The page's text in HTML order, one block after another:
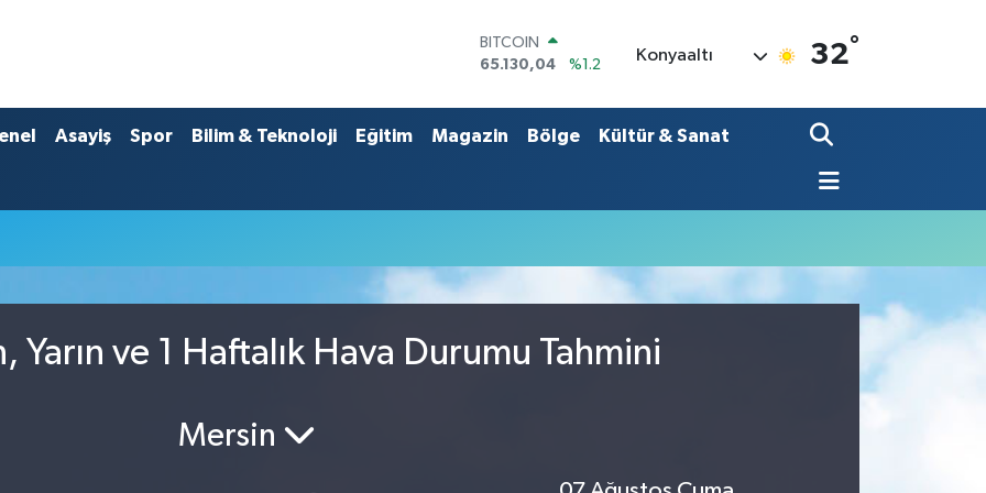
BITCOIN
65.130,04
%1.2
47,7106
%0.17
EURO
BİST100
Konyaaltı 32°
Asayiş Spor Bilim & Teknoloji Eğitim Magazin Bölge Kültür & Sanat
Yarın ve 1 Haftalık Hava Durumu Tahmini
Mersin